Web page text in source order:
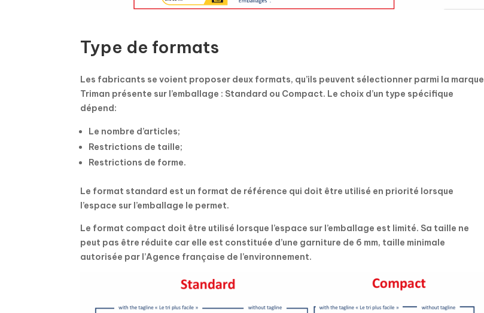
Type de formats
Les fabricants se voient proposer deux formats, qu’ils peuvent sélectionner parmi la marque
Triman présente sur l’emballage : Standard ou Compact. Le choix d’un type spécifique
dépend:
Le nombre d’articles;
Restrictions de taille;
Restrictions de forme.
Le format standard est un format de référence qui doit être utilisé en priorité lorsque
l’espace sur l’emballage le permet.
Le format compact doit être utilisé lorsque l’espace sur l’emballage est limité. Sa taille ne
peut pas être réduite car elle est constituée d’une garniture de 6 mm, taille minimale
autorisée par l’Agence française de l’environnement.